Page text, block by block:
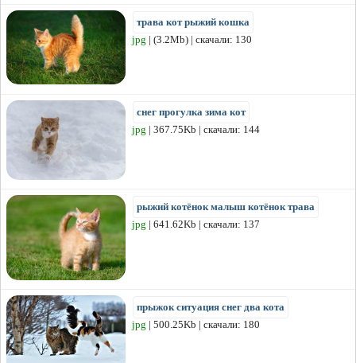
трава кот рыжий кошка
jpg | (3.2Mb) | скачали: 130
снег прогулка зима кот
jpg | 367.75Kb | скачали: 144
рыжий котёнок малыш котёнок трава
jpg | 641.62Kb | скачали: 137
прыжок ситуация снег два кота
jpg | 500.25Kb | скачали: 180